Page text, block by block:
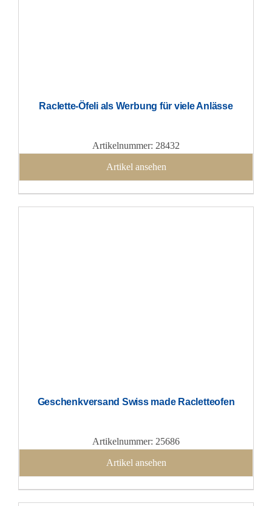
Raclette-Öfeli als Werbung für viele Anlässe
Artikelnummer: 28432
Artikel ansehen
Geschenkversand Swiss made Racletteofen
Artikelnummer: 25686
Artikel ansehen